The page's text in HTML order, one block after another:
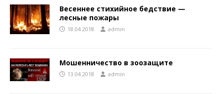
Весеннее стихийное бедствие —
лесные пожары
18.04.2018 admin
Мошенничество в зоозащите
13.04.2018 admin